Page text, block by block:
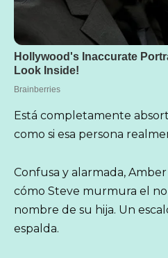
Está completamente
como si esa persona
Confusa y alarmada,
cómo Steve murmura el
nombre de su hija. Un
espalda.